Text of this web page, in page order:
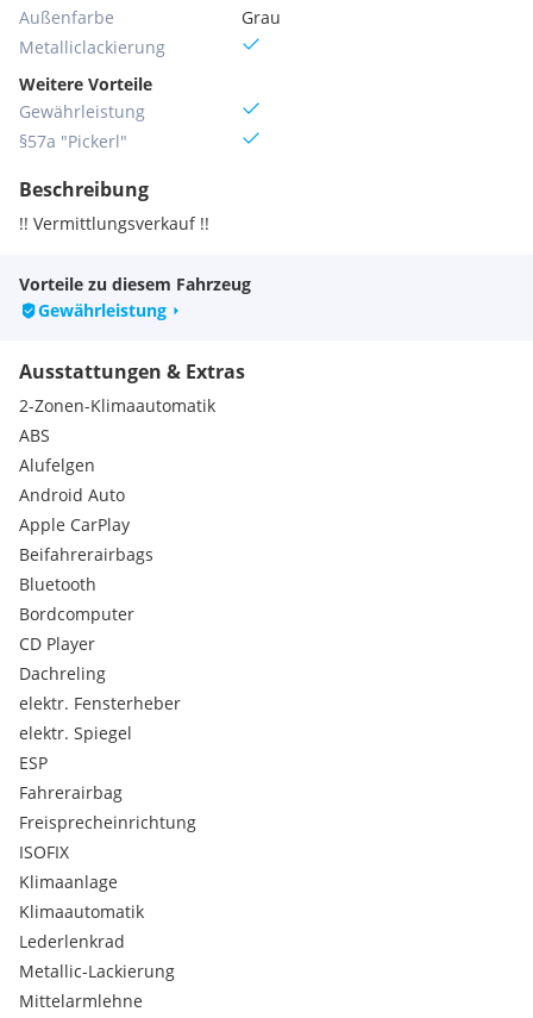
Außenfarbe
Grau
Metallic­lackierung
Weitere Vorteile
Gewährleistung
§57a "Pickerl"
Beschreibung
!! Vermittlungsverkauf !!
Vorteile zu diesem Fahrzeug
Gewährleistung
Ausstattungen & Extras
2-Zonen-Klimaautomatik
ABS
Alufelgen
Android Auto
Apple CarPlay
Beifahrerairbags
Bluetooth
Bordcomputer
CD Player
Dachreling
elektr. Fensterheber
elektr. Spiegel
ESP
Fahrerairbag
Freisprecheinrichtung
ISOFIX
Klimaanlage
Klimaautomatik
Lederlenkrad
Metallic-Lackierung
Mittelarmlehne